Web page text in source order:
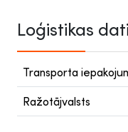
Loģistikas dati
Transporta
Ražotājvalsts